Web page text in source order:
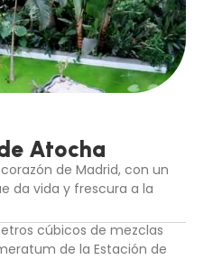
Atocha
de Madrid, con un
da vida y frescura a la
cúbicos de mezclas
de la Estación de